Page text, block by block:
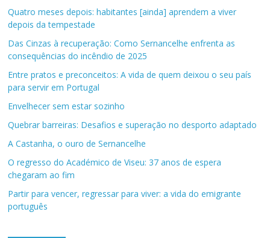
Quatro meses depois: habitantes [ainda] aprendem a viver
depois da tempestade
Das Cinzas à recuperação: Como Sernancelhe enfrenta as
consequências do incêndio de 2025
Entre pratos e preconceitos: A vida de quem deixou o seu país
para servir em Portugal
Envelhecer sem estar sozinho
Quebrar barreiras: Desafios e superação no desporto adaptado
A Castanha, o ouro de Sernancelhe
O regresso do Académico de Viseu: 37 anos de espera
chegaram ao fim
Partir para vencer, regressar para viver: a vida do emigrante
português